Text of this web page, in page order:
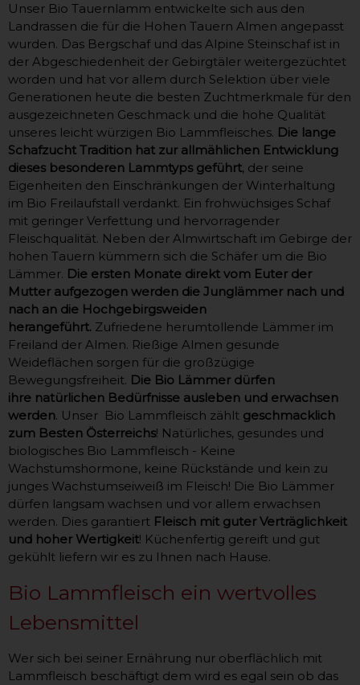
Unser Bio Tauernlamm entwickelte sich aus den
Landrassen die für die Hohen Tauern Almen angepasst
wurden. Das Bergschaf und das Alpine Steinschaf ist in
der Abgeschiedenheit der Gebirgtäler weitergezüchtet
worden und hat vor allem durch Selektion über viele
Generationen heute die besten Zuchtmerkmale für den
ausgezeichneten Geschmack und die hohe Qualität
unseres leicht würzigen Bio Lammfleisches. Die lange
Schafzucht Tradition hat zur allmählichen Entwicklung
dieses besonderen Lammtyps geführt, der seine
Eigenheiten den Einschränkungen der Winterhaltung
im Bio Freilaufstall verdankt. Ein frohwüchsiges Schaf
mit geringer Verfettung und hervorragender
Fleischqualität. Neben der Almwirtschaft im Gebirge der
hohen Tauern kümmern sich die Schäfer um die Bio
Lämmer. Die ersten Monate direkt vom Euter der
Mutter aufgezogen werden die Junglämmer nach und
nach an die Hochgebirgsweiden
herangeführt. Zufriedene herumtollende Lämmer im
Freiland der Almen. Rießige Almen gesunde
Weideflächen sorgen für die großzügige
Bewegungsfreiheit. Die Bio Lämmer dürfen
ihre natürlichen Bedürfnisse ausleben und erwachsen
werden. Unser Bio Lammfleisch zählt geschmacklich
zum Besten Österreichs! Natürliches, gesundes und
biologisches Bio Lammfleisch - Keine
Wachstumshormone, keine Rückstände und kein zu
junges Wachstumseiweiß im Fleisch! Die Bio Lämmer
dürfen langsam wachsen und vor allem erwachsen
werden. Dies garantiert Fleisch mit guter Verträglichkeit
und hoher Wertigkeit! Küchenfertig gereift und gut
gekühlt liefern wir es zu Ihnen nach Hause.
Bio Lammfleisch ein wertvolles
Lebensmittel
Wer sich bei seiner Ernährung nur oberflächlich mit
Lammfleisch beschäftigt dem wird es egal sein ob das